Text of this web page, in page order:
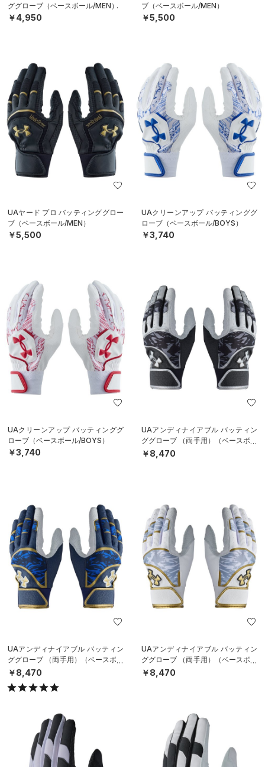
ググローブ（ベースボール/MEN）
￥4,950
ブ（ベースボール/MEN）
￥5,500
UAヤード プロ バッティンググロー
ブ（ベースボール/MEN）
￥5,500
UAクリーンアップ バッティンググ
ローブ（ベースボール/BOYS）
￥3,740
UAクリーンアップ バッティンググ
ローブ（ベースボール/BOYS）
￥3,740
UAアンディナイアブル バッティン
ググローブ （両手用）（ベースボー
ル/MEN）
￥8,470
UAアンディナイアブル バッティン
ググローブ （両手用）（ベースボー
ル/MEN）
￥8,470
UAアンディナイアブル バッティン
ググローブ （両手用）（ベースボー
ル/MEN）
￥8,470